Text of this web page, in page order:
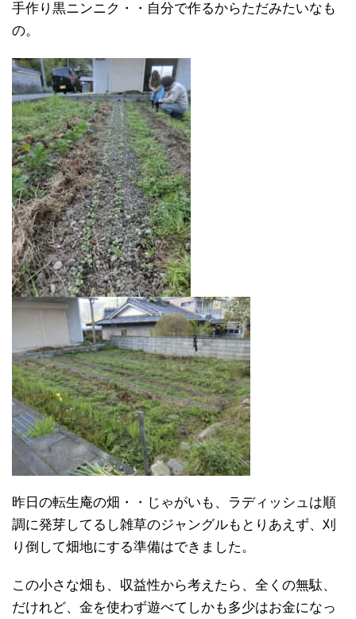
手作り黒ニンニク・・自分で作るからただみたいなも
の。
昨日の転生庵の畑・・じゃがいも、ラディッシュは順
調に発芽してるし雑草のジャングルもとりあえず、刈
り倒して畑地にする準備はできました。
この小さな畑も、収益性から考えたら、全くの無駄、
だけれど、金を使わず遊べてしかも多少はお金になっ